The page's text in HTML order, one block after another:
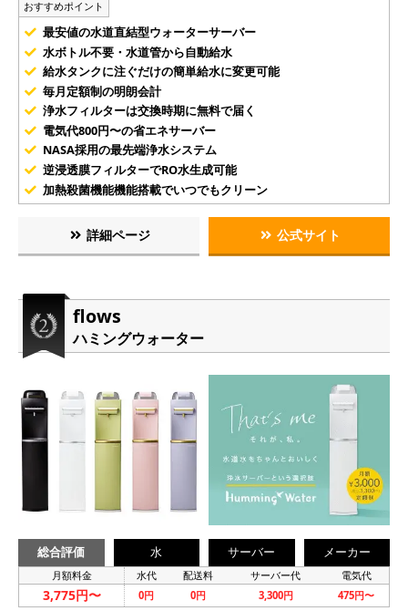
おすすめポイント
最安値の水道直結型ウォーターサーバー
水ボトル不要・水道管から自動給水
給水タンクに注ぐだけの簡単給水に変更可能
毎月定額制の明朗会計
浄水フィルターは交換時期に無料で届く
電気代800円〜の省エネサーバー
NASA採用の最先端浄水システム
逆浸透膜フィルターでRO水生成可能
加熱殺菌機能機能搭載でいつでもクリーン
詳細ページ 公式サイト
flows
ハミングウォーター
総合評価 水 サーバー メーカー
月額料金 水代 配送料 サーバー代 電気代
3,775円〜 0円 0円 3,300円 475円〜